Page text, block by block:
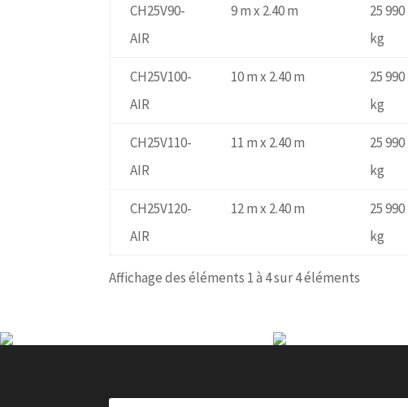
CH25V90-
AIR
9 m x 2.40 m
25 990
kg
CH25V100-
AIR
10 m x 2.40 m
25 990
kg
CH25V110-
AIR
11 m x 2.40 m
25 990
kg
CH25V120-
AIR
12 m x 2.40 m
25 990
kg
Affichage des éléments 1 à 4 sur 4 éléments